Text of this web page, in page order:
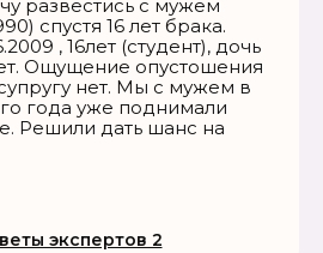
развестись с мужем
спустя 16 лет брака.
, 16лет (студент), дочь
Ощущение опустошения
нет. Мы с мужем в
года уже поднимали
Решили дать шанс на
экспертов 2